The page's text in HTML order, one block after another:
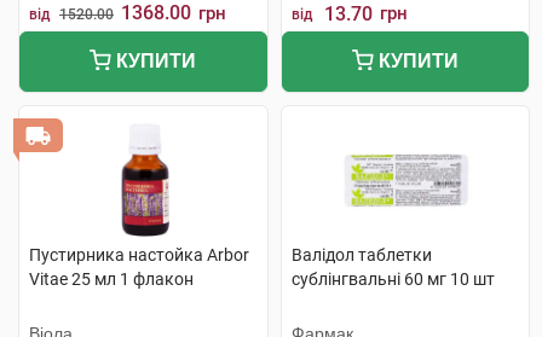
від 1520.00 1368.00 грн
КУПИТИ
від 13.70 грн
КУПИТИ
Пустирника настойка Arbor
Vitae 25 мл 1 флакон
Валідол таблетки
сублінгвальні 60 мг 10 шт